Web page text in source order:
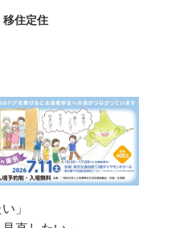
カテゴリー
移住定住
」